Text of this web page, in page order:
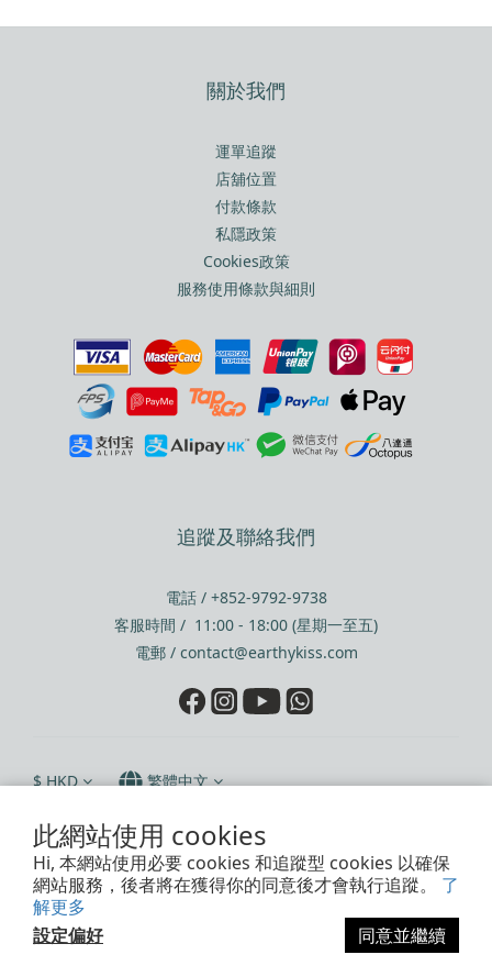
此網站使用 cookies
Hi, 本網站使用必要 cookies 和追蹤型 cookies 以確保
網站服務，後者將在獲得你的同意後才會執行追蹤。 了
解更多
設定偏好
同意並繼續
關於我們
運單追蹤
店舖位置
付款條款
私隱政策
Cookies政策
服務使用條款與細則
追蹤及聯絡我們
電話 / +852-9792-9738
客服時間 / 11:00 - 18:00 (星期一至五)
電郵 / contact@earthykiss.com
$ HKD 繁體中文
Powered by SHOPLINE
Earthy Kiss Limited, 2019 - 2026 © All Rights Reserved.